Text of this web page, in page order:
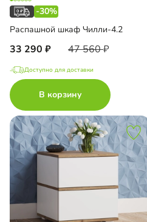
-30%
Распашной шкаф Чилли-4.2
33 290 47 560
Доступно для доставки
В корзину